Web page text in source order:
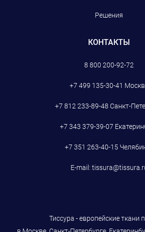
Решения
КОНТАКТЫ
8 800 200-92-72
+7 499 135-30-41
+7 812 233-89-48 Санкт-
+7 343 379-39-07
+7 351 263-40-15
E-mail:
Тиссура - европейские ткани